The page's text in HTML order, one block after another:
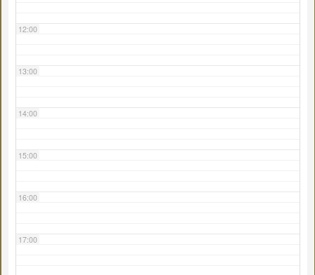
12:00
13:00
14:00
15:00
16:00
17:00